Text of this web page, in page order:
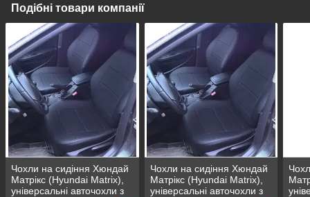
Подібні товари компанії
Чохли на сидіння Хюндай
Матрікс (Hyundai Matrix),
універсальні авточохли з
Чохли на сидіння Хюндай
Матрікс (Hyundai Matrix),
універсальні авточохли з